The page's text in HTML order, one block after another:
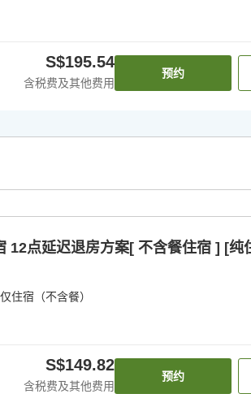
S$195.54
含税费及其他费用
预约
12点延迟退房方案[ 不含餐住宿 ] [纯
仅住宿（不含餐）
S$149.82
含税费及其他费用
预约